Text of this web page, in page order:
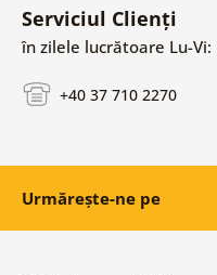
Serviciul Clienți
în zilele lucrătoare Lu-Vi:
+40 37 710 2270
Urmărește-ne pe